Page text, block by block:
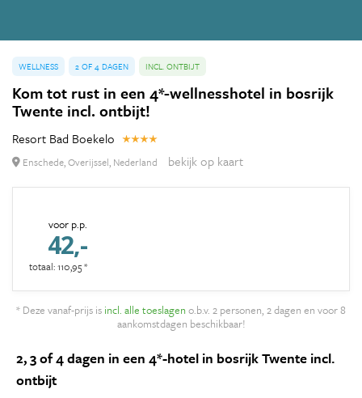
WELLNESS 2 OF 4 DAGEN INCL. ONTBIJT
Kom tot rust in een 4*-wellnesshotel in bosrijk
Twente incl. ontbijt!
Resort Bad Boekelo
Enschede, Overijssel, Nederland bekijk op kaart
voor p.p.
42,-
totaal: 110,95 *
* Deze vanaf-prijs is incl. alle toeslagen o.b.v. 2 personen, 2 dagen en voor 8
aankomstdagen beschikbaar!
2, 3 of 4 dagen in een 4*-hotel in bosrijk Twente incl.
ontbijt